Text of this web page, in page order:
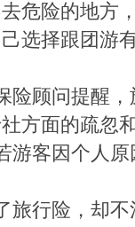
险的地方
选择跟团游
顾问提醒，
方面的疏忽
游客因个人
行险，却不